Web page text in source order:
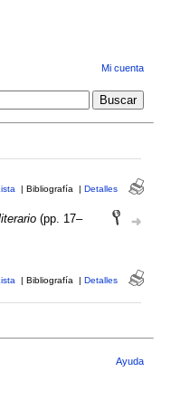
Mi cuenta
| Bibliografía | Detalles
(pp. 17–
| Bibliografía | Detalles
Ayuda